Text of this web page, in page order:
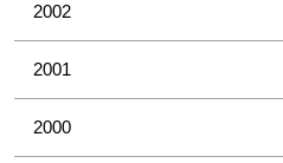
2002
2001
2000